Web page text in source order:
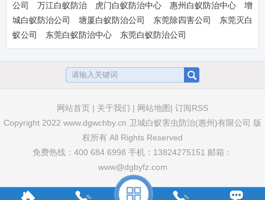
卫豹·10%吡虫啉悬浮剂-惠州淡水装
修预防白蚁杀白药物-惠
卫豹·10%吡虫啉悬浮剂,兑水比例：1：
卫豹·卫喜2.5%氟虫腈悬浮剂-惠州装
修预防白蚁杀白药品-
大光明白蚁药水-装修预防家用户外消
灭白蚂蚁灭治树木园林土壤
大光明白蚁药水，装修预防家用户外消灭
公司
万江白蚁防治 虎门白蚁防治中心 惠州白蚁防治中心
增
城白蚁防治公司
塘厦白蚁防治公司 东莞除四害公司
东莞灭白
蚁公司
东莞白蚁防治中心 东莞白蚁防治公司
网站首页 | 关于我们 | 网站地图| 订阅RSS
Copyright 2022 www.dgwchby.cn 卫城白蚁害虫防治(惠州)有限公司 版
权所有 All Rights Reserved
免费热线：400 684 6998 手机：13824275151 邮箱：
www@dgbyfz.com